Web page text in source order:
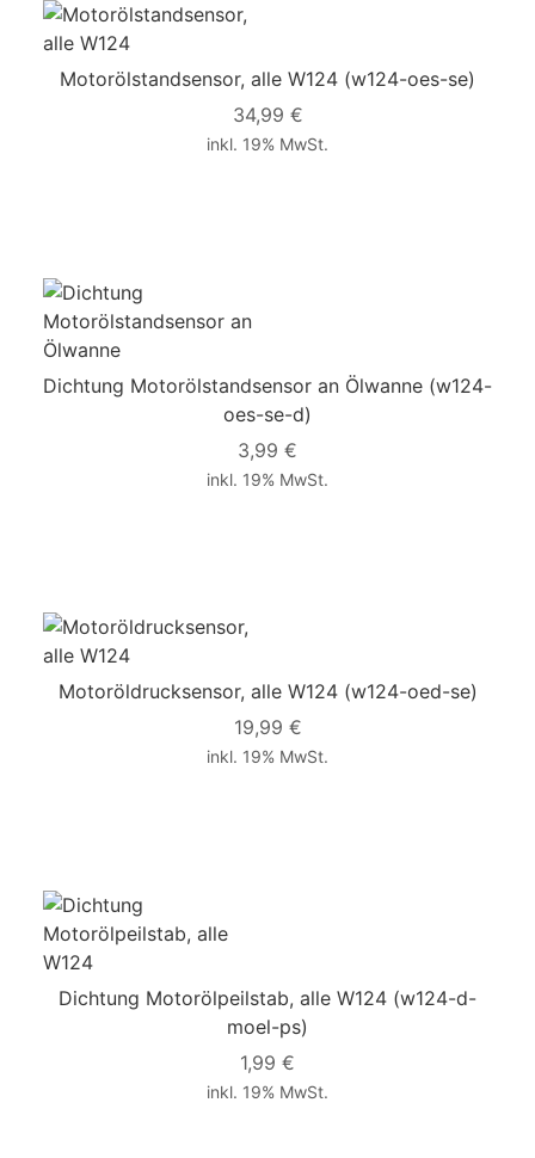
Motorölstandsensor, alle W124 (w124-oes-se)
34,99 €
inkl. 19% MwSt.
Dichtung Motorölstandsensor an Ölwanne (w124-
oes-se-d)
3,99 €
inkl. 19% MwSt.
Motoröldrucksensor, alle W124 (w124-oed-se)
19,99 €
inkl. 19% MwSt.
Dichtung Motorölpeilstab, alle W124 (w124-d-
moel-ps)
1,99 €
inkl. 19% MwSt.